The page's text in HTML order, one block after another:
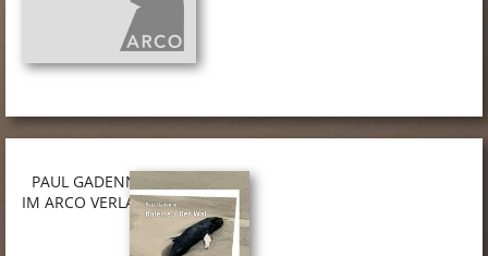
PAUL GADENNE
IM ARCO VERLAG